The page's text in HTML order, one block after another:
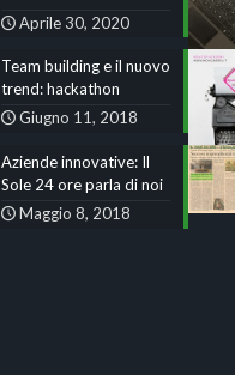
Aprile 30, 2020
Team building e il nuovo
trend: hackathon
Giugno 11, 2018
Aziende innovative: Il
Sole 24 ore parla di noi
Maggio 8, 2018